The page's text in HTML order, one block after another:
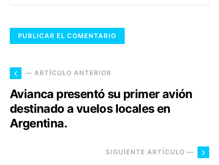
— ARTÍCULO ANTERIOR
Avianca presentó su primer avión
destinado a vuelos locales en
Argentina.
SIGUIENTE ARTÍCULO —